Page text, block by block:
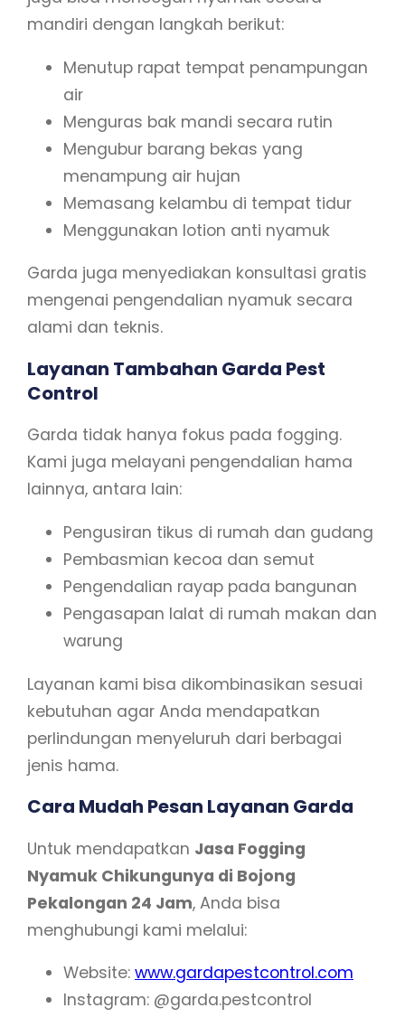
mandiri dengan langkah berikut:
Menutup rapat tempat penampungan
air
Menguras bak mandi secara rutin
Mengubur barang bekas yang
menampung air hujan
Memasang kelambu di tempat tidur
Menggunakan lotion anti nyamuk
Garda juga menyediakan konsultasi gratis
mengenai pengendalian nyamuk secara
alami dan teknis.
Layanan Tambahan Garda Pest
Control
Garda tidak hanya fokus pada fogging.
Kami juga melayani pengendalian hama
lainnya, antara lain:
Pengusiran tikus di rumah dan gudang
Pembasmian kecoa dan semut
Pengendalian rayap pada bangunan
Pengasapan lalat di rumah makan dan
warung
Layanan kami bisa dikombinasikan sesuai
kebutuhan agar Anda mendapatkan
perlindungan menyeluruh dari berbagai
jenis hama.
Cara Mudah Pesan Layanan Garda
Untuk mendapatkan Jasa Fogging
Nyamuk Chikungunya di Bojong
Pekalongan 24 Jam, Anda bisa
menghubungi kami melalui:
Website: www.gardapestcontrol.com
Instagram: @garda.pestcontrol